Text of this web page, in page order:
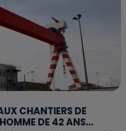
CHANTIERS DE
DE 42 ANS...